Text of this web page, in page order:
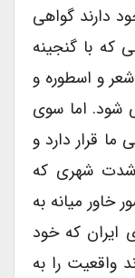
دارند گواهی
با گنجینه
و اسطوره و
شود. اما سوی
قرار دارد و
شهری که
میانه به
۷۰ درصدی ایران که خود
واقعیت را به